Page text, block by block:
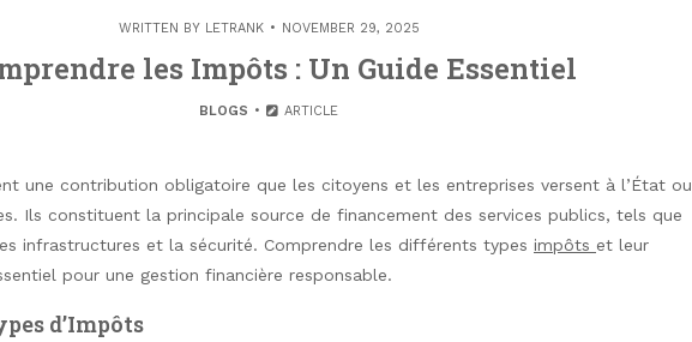
WRITTEN BY LETRANK NOVEMBER 29, 2025
les Impôts : Un Guide Essentiel
BLOGS ARTICLE
une contribution obligatoire que les citoyens et les entreprises versent à l’État ou
Ils constituent la principale source de financement des services publics, tels que
infrastructures et la sécurité. Comprendre les différents types impôts et leur
pour une gestion financière responsable.
d’Impôts